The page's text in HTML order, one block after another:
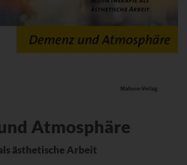
Atmosphäre
ästhetische Arbeit